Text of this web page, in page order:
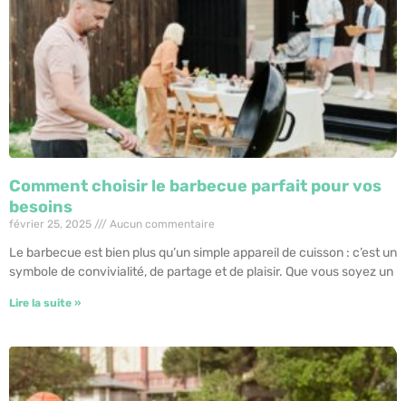
Comment choisir le barbecue parfait pour vos
besoins
février 25, 2025 Aucun commentaire
Le barbecue est bien plus qu’un simple appareil de cuisson : c’est un
symbole de convivialité, de partage et de plaisir. Que vous soyez un
Lire la suite »